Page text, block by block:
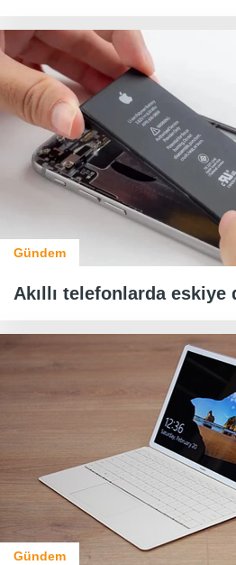
Gündem
Akıllı telefonlarda eskiye
Gündem